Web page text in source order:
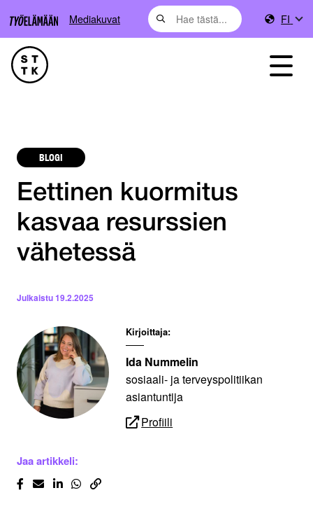
Mediakuvat FI
BLOGI
Eettinen kuormitus
kasvaa resurssien
vähetessä
Julkaistu19.2.2025
Kirjoittaja:
Ida Nummelin
sosiaali- ja terveyspolitiikan
asiantuntija
Profiili
Jaa artikkeli: